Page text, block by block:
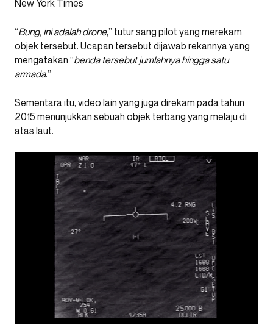
“Bung, ini adalah drone,” tutur sang pilot yang merekam
objek tersebut. Ucapan tersebut dijawab rekannya yang
mengatakan “benda tersebut jumlahnya hingga satu
armada.”
Sementara itu, video lain yang juga direkam pada tahun
2015 menunjukkan sebuah objek terbang yang melaju di
atas laut.